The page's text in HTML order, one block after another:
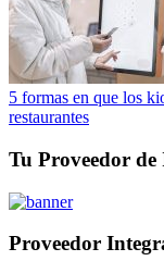
5 formas en que los
restaurantes
Tu Proveedor de
Proveedor